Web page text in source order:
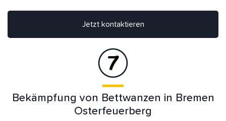
Jetzt kontaktieren
Bekämpfung von Bettwanzen in Bremen
Osterfeuerberg